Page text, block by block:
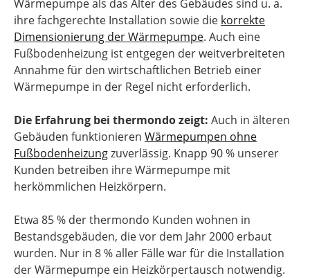
Wärmepumpe als das Alter des Gebäudes sind u. a.
ihre fachgerechte Installation sowie die korrekte
Dimensionierung der Wärmepumpe. Auch eine
Fußbodenheizung ist entgegen der weitverbreiteten
Annahme für den wirtschaftlichen Betrieb einer
Wärmepumpe in der Regel nicht erforderlich.
Die Erfahrung bei thermondo zeigt: Auch in älteren
Gebäuden funktionieren Wärmepumpen ohne
Fußbodenheizungzuverlässig. Knapp 90 % unserer
Kunden betreiben ihre Wärmepumpe mit
herkömmlichen Heizkörpern.
Etwa 85 % der thermondo Kunden wohnen in
Bestandsgebäuden, die vor dem Jahr 2000 erbaut
wurden. Nur in 8 % aller Fälle war für die Installation
der Wärmepumpe ein Heizkörpertausch notwendig.